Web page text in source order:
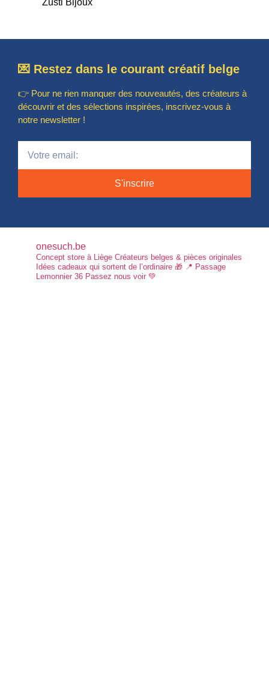
Zusti Bijoux
💌 Restez dans le courant créatif belge
👉 Pour ne rien manquer des nouveautés, des créateurs à
découvrir et des sélections inspirées, inscrivez-vous à
notre newsletter !
S'inscrire
onesuch.be
Concept store à Liège Créateurs belges & pièces originales
Idées cadeaux qui sortent de l’ordinaire 🎁 📍 Passage
Lemonnier 36 Passez nous voir 💚